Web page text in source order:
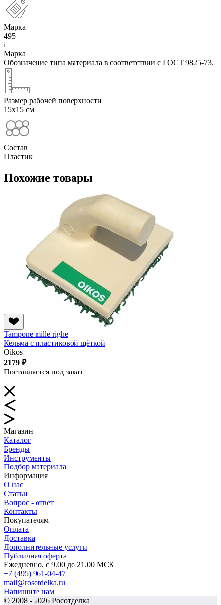
Марка
495
i
Марка
Обозначение типа материала в соответствии с ГОСТ 9825-73.
Размер рабочей поверхности
15х15 см
Состав
Пластик
Похожие товары
Tampone mille righe
Кельма с пластиковой щёткой
Oikos
2179 ₽
Поставляется под заказ
Магазин
Каталог
Бренды
Инструменты
Подбор материала
Информация
О нас
Статьи
Вопрос - ответ
Контакты
Покупателям
Оплата
Доставка
Дополнительные услуги
Публичная оферта
Ежедневно, с 9.00 до 21.00 МСК
+7 (495) 961-04-47
mail@rosotdelka.ru
Напишите нам
© 2008 - 2026 Росотделка